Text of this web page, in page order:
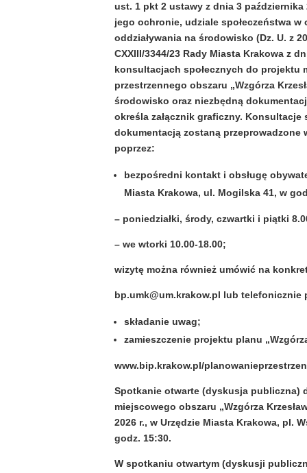
ust. 1 pkt 2 ustawy z dnia 3
jego ochronie, udziale społeczeństwa
oddziaływania na środowisko (Dz. U. z
CXXIII/3344/23 Rady Miasta Krakowa z
konsultacjach społecznych do projektu
przestrzennego obszaru „Wzgórza
środowisko oraz niezbędną
określa załącznik graficzny.
dokumentacją zostaną przeprowadzone
poprzez:
bezpośredni kontakt i obsługę
Miasta Krakowa, ul. Mogilska 41, w
– poniedziałki, środy, czwartki i piątki
– we wtorki 10.00-18.00;
wizytę można również umówić na
bp.umk@um.krakow.pl lub telefonicznie
składanie uwag;
zamieszczenie projektu planu
www.bip.krakow.pl/
Spotkanie otwarte (dyskusja publiczna)
miejscowego obszaru „Wzgórza
2026 r., w Urzędzie Miasta Krakowa, pl.
godz. 15:30.
W spotkaniu otwartym (dyskusji